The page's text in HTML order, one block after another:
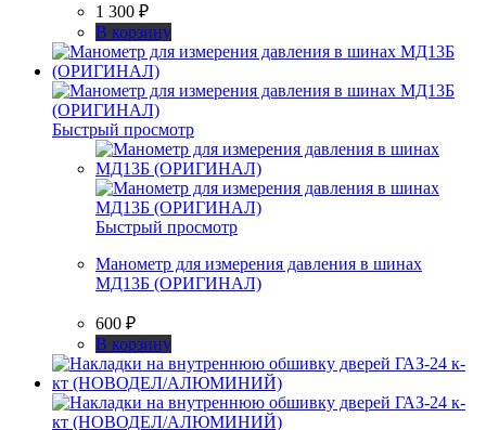
1 300 ₽
В корзину
Быстрый просмотр
Быстрый просмотр
Манометр для измерения давления в шинах
МД13Б (ОРИГИНАЛ)
600 ₽
В корзину